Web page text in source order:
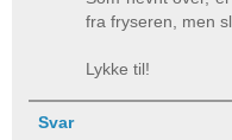
fra fryseren, men
Lykke til!
Svar